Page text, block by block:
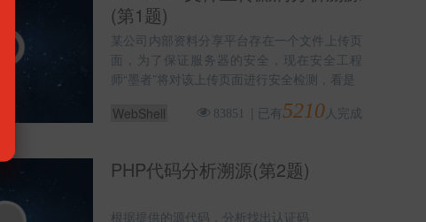
(第1题)
某公司内部资料分享平台存在一个文件上传页
面，为了保证服务器的安全，现在安全工程
师“墨者”将对该上传页面进行安全检测，看是
WebShell
83851 已有5210人完成
PHP代码分析溯源(第2题)
根据提供的源代码，分析找出认证码